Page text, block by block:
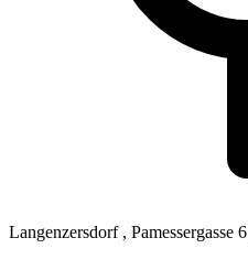
Langenzersdorf , Pamessergasse 6